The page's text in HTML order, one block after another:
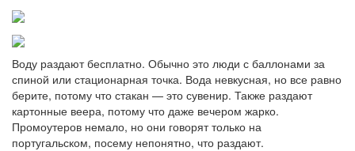
Воду раздают бесплатно. Обычно это люди с баллонами за
спиной или стационарная точка. Вода невкусная, но все равно
берите, потому что стакан — это сувенир. Также раздают
картонные веера, потому что даже вечером жарко.
Промоутеров немало, но они говорят только на
португальском, посему непонятно, что раздают.